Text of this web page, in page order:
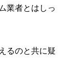
業者とはしっ
るのと共に疑